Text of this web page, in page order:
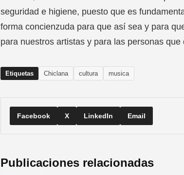
seguridad e higiene, puesto que es
forma concienzuda para que así sea y para
para nuestros artistas y para las personas
Etiquetas Chiclana cultura musica
Facebook X LinkedIn Email
Publicaciones relacionadas